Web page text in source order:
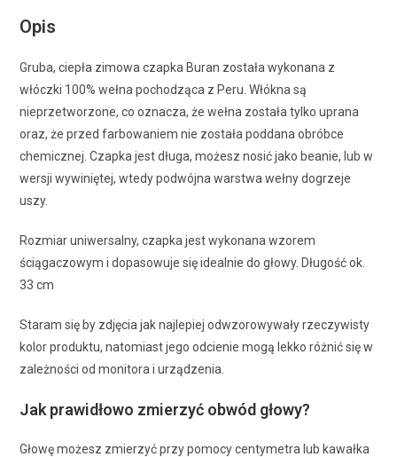
Opis
Gruba, ciepła zimowa czapka Buran została wykonana z
włóczki 100% wełna pochodząca z Peru. Włókna są
nieprzetworzone, co oznacza, że wełna została tylko uprana
oraz, że przed farbowaniem nie została poddana obróbce
chemicznej. Czapka jest długa, możesz nosić jako beanie, lub w
wersji wywiniętej, wtedy podwójna warstwa wełny dogrzeje
uszy.
Rozmiar uniwersalny, czapka jest wykonana wzorem
ściągaczowym i dopasowuje się idealnie do głowy. Długość ok.
33 cm
Staram się by zdjęcia jak najlepiej odwzorowywały rzeczywisty
kolor produktu, natomiast jego odcienie mogą lekko różnić się w
zależności od monitora i urządzenia.
Jak prawidłowo zmierzyć obwód głowy?
Głowę możesz zmierzyć przy pomocy centymetra lub kawałka